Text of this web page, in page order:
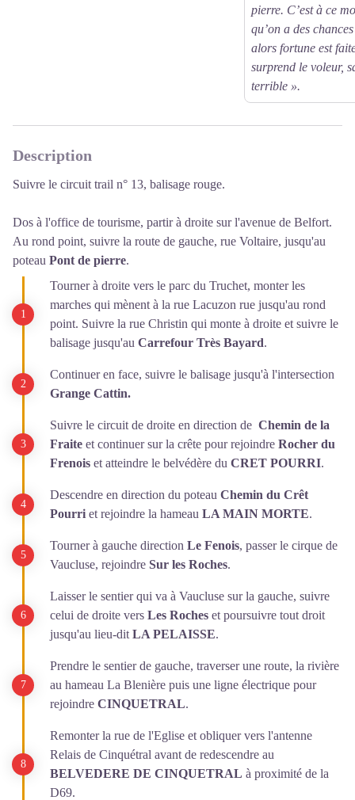
pierre. C’est à ce
qu’on a des
alors fortune est
surprend le voleur,
terrible ».
Description
Suivre le circuit trail n° 13, balisage rouge.
Dos à l'office de tourisme, partir à droite sur l'avenue de Belfort.
Au rond point, suivre la route de gauche, rue Voltaire, jusqu'au
poteau Pont de pierre.
Tourner à droite vers le parc du Truchet, monter les
marches qui mènent à la rue Lacuzon rue jusqu'au rond
point. Suivre la rue Christin qui monte à droite et suivre le
balisage jusqu'au Carrefour Très Bayard.
Continuer en face, suivre le balisage jusqu'à l'intersection
Grange Cattin.
Suivre le circuit de droite en direction de Chemin de la
Fraite et continuer sur la crête pour rejoindre Rocher du
Frenois et atteindre le belvédère du CRET POURRI.
Descendre en direction du poteau Chemin du Crêt
Pourri et rejoindre la hameau LA MAIN MORTE.
Tourner à gauche direction Le Fenois, passer le cirque de
Vaucluse, rejoindre Sur les Roches.
Laisser le sentier qui va à Vaucluse sur la gauche, suivre
celui de droite vers Les Roches et poursuivre tout droit
jusqu'au lieu-dit LA PELAISSE.
Prendre le sentier de gauche, traverser une route, la rivière
au hameau La Blenière puis une ligne électrique pour
rejoindre CINQUETRAL.
Remonter la rue de l'Eglise et obliquer vers l'antenne
Relais de Cinquétral avant de redescendre au
BELVEDERE DE CINQUETRAL à proximité de la
D69.